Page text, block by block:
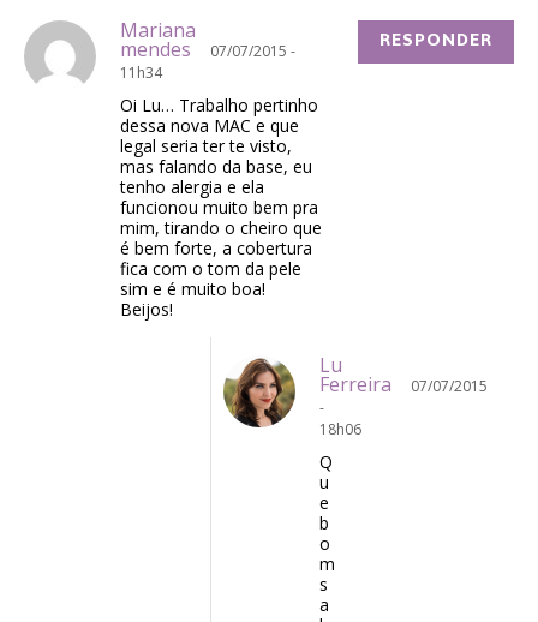
Mariana
mendes
07/07/2015 -
11h34
Oi Lu… Trabalho pertinho
dessa nova MAC e que
legal seria ter te visto,
mas falando da base, eu
tenho alergia e ela
funcionou muito bem pra
mim, tirando o cheiro que
é bem forte, a cobertura
fica com o tom da pele
sim e é muito boa!
Beijos!
RESPONDER
Lu
Ferreira
07/07/2015
-
18h06
Q
u
e
b
o
m
s
a